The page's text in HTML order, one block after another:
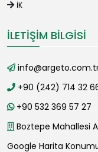
İK
İLETIŞIM BILGISI
+90 (242) 714 32
+90 532 369 57 27
Boztepe Mahallesi
Google Harita